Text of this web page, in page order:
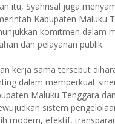
itu, Syahrisal juga
Kabupaten Maluku
komitmen dalam
dan pelayanan publik.
kerja sama tersebut
dalam memperkuat
Maluku Tenggara
sistem
modern, efektif,